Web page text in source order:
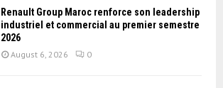
Renault Group Maroc renforce son leadership
industriel et commercial au premier semestre
2026
August 6, 2026 0